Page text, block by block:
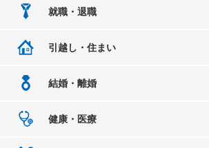
就職・退職
引越し・住まい
結婚・離婚
健康・医療